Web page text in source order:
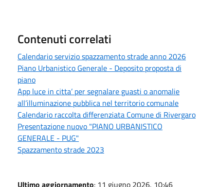
Contenuti correlati
Calendario servizio spazzamento strade anno 2026
Piano Urbanistico Generale - Deposito proposta di
piano
App luce in citta’ per segnalare guasti o anomalie
all’illuminazione pubblica nel territorio comunale
Calendario raccolta differenziata Comune di Rivergaro
Presentazione nuovo "PIANO URBANISTICO
GENERALE - PUG"
Spazzamento strade 2023
Ultimo aggiornamento: 11 giugno 2026, 10:46